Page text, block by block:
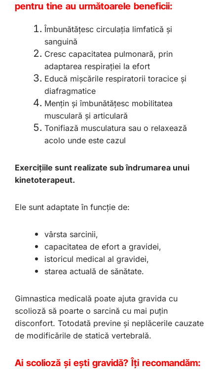
pentru tine au următoarele beneficii:
Îmbunătățesc circulația limfatică și
sanguină
Cresc capacitatea pulmonară, prin
adaptarea respirației la efort
Educă mișcările respiratorii toracice și
diafragmatice
Mențin și îmbunătățesc mobilitatea
musculară și articulară
Tonifiază musculatura sau o relaxează
acolo unde este cazul
Exercițiile sunt realizate sub îndrumarea unui
kinetoterapeut.
Ele sunt adaptate în funcție de:
vârsta sarcinii,
capacitatea de efort a gravidei,
istoricul medical al gravidei,
starea actuală de sănătate.
Gimnastica medicală poate ajuta gravida cu
scolioză să poarte o sarcină cu mai puțin
disconfort. Totodată previne și neplăcerile cauzate
de modificările de statică vertebrală.
Ai scolioză și ești gravidă? Îți recomandăm: